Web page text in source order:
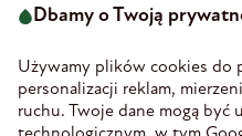
58-160 Świebodzice
REGON 890213034
INFORMACJE
Dbamy o Twoją
Używamy plików cookies do
personalizacji reklam,
ruchu. Twoje dane mogą być